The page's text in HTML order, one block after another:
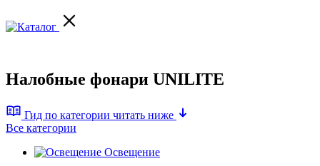
Налобные фонари UNILITE
Гид по категории читать ниже
Все категории
Освещение